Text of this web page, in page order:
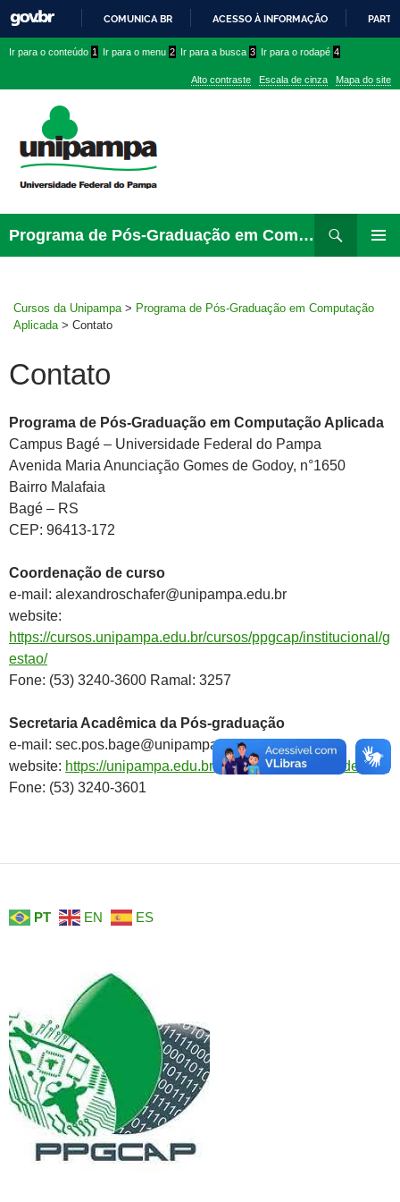
PARA
CONTEÚDO
COMUNICA BR ACESSO À INFORMAÇÃO
conteúdo
menu
superior
menu
Ir para o conteúdo 1 Ir para o menu 2 Ir para a busca 3 Ir para o rodapé 4
Alto contraste Escala de cinza Mapa do site
Programa de Pós-Graduação em Computação Aplicada
para
Cursos da Unipampa > Programa de Pós-Graduação em Computação
Aplicada > Contato
Contato
Programa de Pós-Graduação em Computação Aplicada
Campus Bagé – Universidade Federal do Pampa
Avenida Maria Anunciação Gomes de Godoy, n°1650
Bairro Malafaia
Bagé – RS
CEP: 96413-172
Coordenação de curso
e-mail: alexandroschafer@unipampa.edu.br
website:
https://cursos.unipampa.edu.br/cursos/ppgcap/institucional/g
estao/
Fone: (53) 3240-3600 Ramal: 3257
Secretaria Acadêmica da Pós-graduação
e-mail: sec.pos.bage@unipampa.edu.br
website: https://unipampa.edu.br/bage/secretaria-academica
Fone: (53) 3240-3601
PT EN ES